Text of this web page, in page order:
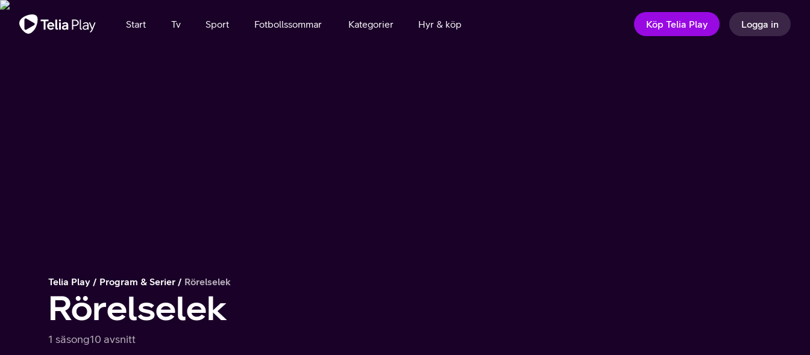
Viktigt meddelande
Start Tv Sport Fotbollssommar Kategorier Hyr & köp Köp Telia Play Logga in
Telia Play Program & Serier Rörelselek
Rörelselek
1 säsong10 avsnitt